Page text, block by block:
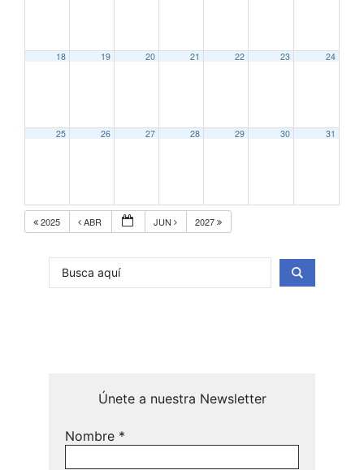
18 19 20 21 22 23 24
25 26 27 28 29 30 31
2025 ABR JUN 2027
Únete a nuestra Newsletter
Nombre *